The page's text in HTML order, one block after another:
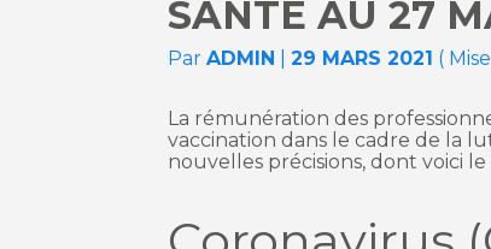
SANTÉ AU 27
ParADMIN |29 MARS 2021 (
La rémunération des
vaccination dans le cadre de la
nouvelles précisions, dont voici le